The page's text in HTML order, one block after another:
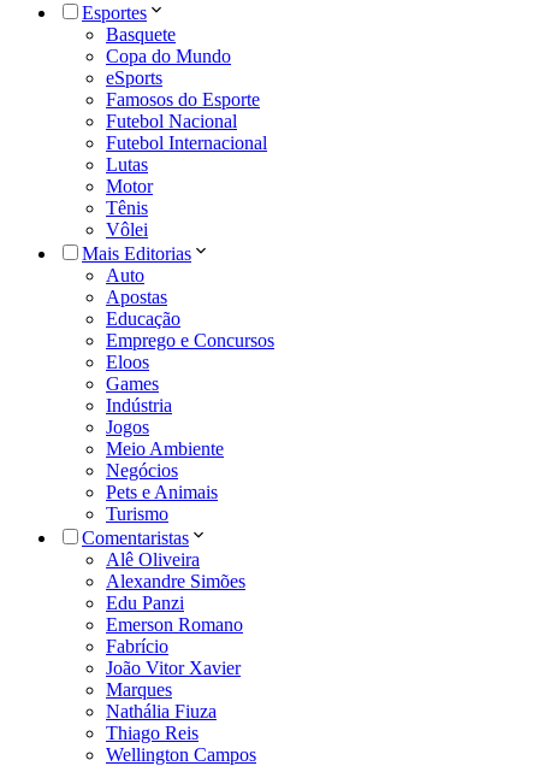
Esportes
Basquete
Copa do Mundo
eSports
Famosos do Esporte
Futebol Nacional
Futebol Internacional
Lutas
Motor
Tênis
Vôlei
Mais Editorias
Auto
Apostas
Educação
Emprego e Concursos
Eloos
Games
Indústria
Jogos
Meio Ambiente
Negócios
Pets e Animais
Turismo
Comentaristas
Alê Oliveira
Alexandre Simões
Edu Panzi
Emerson Romano
Fabrício
João Vitor Xavier
Marques
Nathália Fiuza
Thiago Reis
Wellington Campos